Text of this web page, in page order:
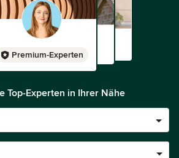
Premium-Experten
Top-Experten in Ihrer Nähe